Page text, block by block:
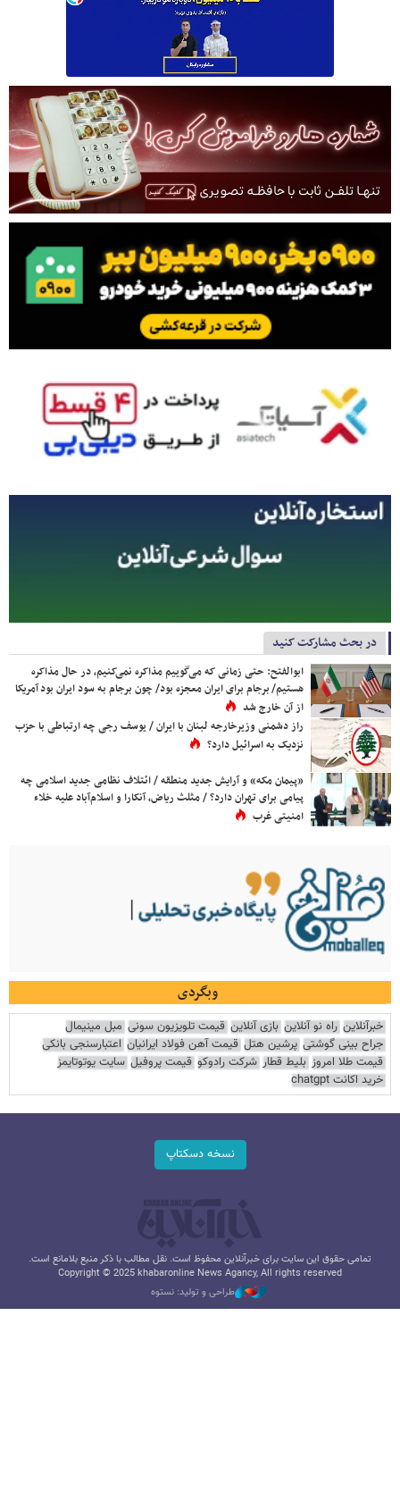
در بحث مشارکت کنید
ابوالفتح: حتی زمانی که می‌گوییم مذاکره نمی‌کنیم، در حال مذاکره
هستیم/ برجام برای ایران معجزه بود/ چون برجام به سود ایران بود آمریکا
از آن خارج شد
راز دشمنی وزیرخارجه لبنان با ایران / یوسف رجی چه ارتباطی با حزب
نزدیک به اسرائیل دارد؟
«پیمان مکه» و آرایش جدید منطقه / ائتلاف نظامی جدید اسلامی چه
پیامی برای تهران دارد؟ / مثلث ریاض، آنکارا و اسلام‌آباد علیه خلاء
امنیتی غرب
وبگردی
خبرآنلاین راه نو آنلاین بازی آنلاین قیمت تلویزیون سونی مبل مینیمال
جراح بینی گوشتی پرشین هتل قیمت آهن فولاد ایرانیان اعتبارسنجی بانکی
قیمت طلا امروز بلیط قطار شرکت رادوکو قیمت پروفیل سایت یوتوتایمز
خرید اکانت chatgpt
نسخه دسکتاپ
تمامی حقوق این سایت برای خبرآنلاین محفوظ است. نقل مطالب با ذکر منبع بلامانع است.
Copyright © 2025 khabaronline News Agancy, All rights reserved
طراحی و تولید: نستوه